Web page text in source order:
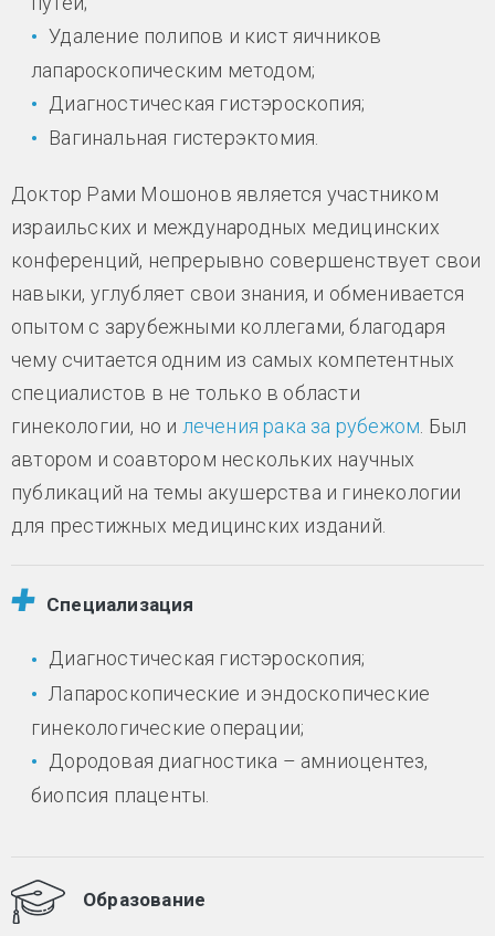
Удаление полипов и кист яичников
лапароскопическим методом;
Диагностическая гистэроскопия;
Вагинальная гистерэктомия.
Доктор Рами Мошонов является участником
израильских и международных медицинских
конференций, непрерывно совершенствует свои
навыки, углубляет свои знания, и обменивается
опытом с зарубежными коллегами, благодаря
чему считается одним из самых компетентных
специалистов в не только в области
гинекологии, но и лечения рака за рубежом. Был
автором и соавтором нескольких научных
публикаций на темы акушерства и гинекологии
для престижных медицинских изданий.
Специализация
Диагностическая гистэроскопия;
Лапароскопические и эндоскопические
гинекологические операции;
Дородовая диагностика – амниоцентез,
биопсия плаценты.
Образование